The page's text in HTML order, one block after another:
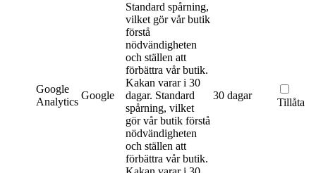
Google
Analytics
Google
Standard spårning,
vilket gör vår butik
förstå
nödvändigheten
och ställen att
förbättra vår butik.
Kakan varar i 30
dagar. Standard
spårning, vilket
gör vår butik förstå
nödvändigheten
och ställen att
förbättra vår butik.
30 dagar
Tillåta